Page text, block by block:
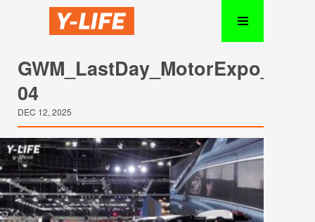
04
DEC 12, 2025